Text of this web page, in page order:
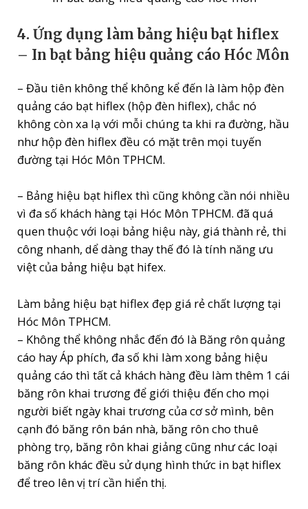
4. Ứng dụng làm bảng hiệu bạt hiflex
– In bạt bảng hiệu quảng cáo Hóc Môn
– Đầu tiên không thể không kể đến là làm hộp đèn
quảng cáo bạt hiflex (hộp đèn hiflex), chắc nó
không còn xa lạ với mỗi chúng ta khi ra đường, hầu
như hộp đèn hiflex đều có mặt trên mọi tuyến
đường tại Hóc Môn TPHCM.
– Bảng hiệu bạt hiflex thì cũng không cần nói nhiều
vì đa số khách hàng tại Hóc Môn TPHCM. đã quá
quen thuộc với loại bảng hiệu này, giá thành rẻ, thi
công nhanh, dể dàng thay thế đó là tính năng ưu
việt của bảng hiệu bạt hifex.
Làm bảng hiệu bạt hiflex đẹp giá rẻ chất lượng tại
Hóc Môn TPHCM.
– Không thể không nhắc đến đó là Băng rôn quảng
cáo hay Áp phích, đa số khi làm xong bảng hiệu
quảng cáo thì tất cả khách hàng đều làm thêm 1 cái
băng rôn khai trương để giới thiệu đến cho mọi
người biết ngày khai trương của cơ sở mình, bên
cạnh đó băng rôn bán nhà, băng rôn cho thuê
phòng trọ, băng rôn khai giảng cũng như các loại
băng rôn khác đều sử dụng hình thức in bạt hiflex
để treo lên vị trí cần hiển thị.